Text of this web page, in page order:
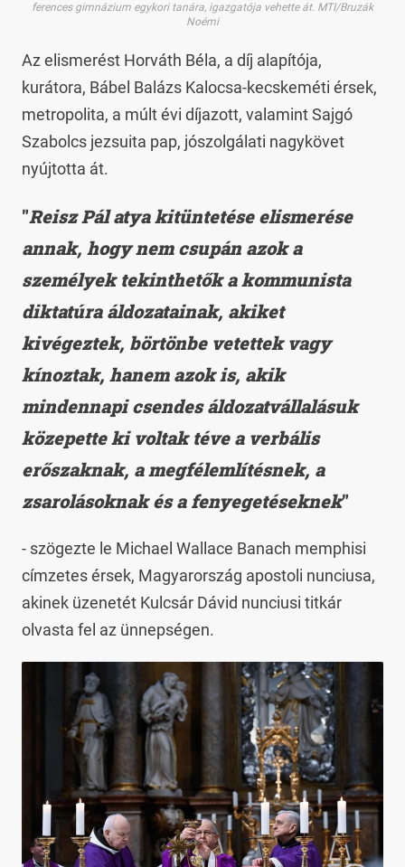
ferences gimnázium egykori tanára, igazgatója vehette át. MTI/Bruzák
Noémi
Az elismerést Horváth Béla, a díj alapítója,
kurátora, Bábel Balázs Kalocsa-kecskeméti érsek,
metropolita, a múlt évi díjazott, valamint Sajgó
Szabolcs jezsuita pap, jószolgálati nagykövet
nyújtotta át.
"Reisz Pál atya kitüntetése elismerése
annak, hogy nem csupán azok a
személyek tekinthetők a kommunista
diktatúra áldozatainak, akiket
kivégeztek, börtönbe vetettek vagy
kínoztak, hanem azok is, akik
mindennapi csendes áldozatvállalásuk
közepette ki voltak téve a verbális
erőszaknak, a megfélemlítésnek, a
zsarolásoknak és a fenyegetéseknek"
- szögezte le Michael Wallace Banach memphisi
címzetes érsek, Magyarország apostoli nunciusa,
akinek üzenetét Kulcsár Dávid nunciusi titkár
olvasta fel az ünnepségen.